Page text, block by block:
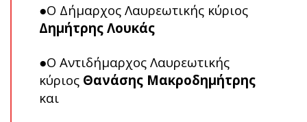
●Ο Δήμαρχος Λαυρεωτικής κύριος
Δημήτρης Λουκάς
●Ο Αντιδήμαρχος Λαυρεωτικής
κύριος Θανάσης Μακροδημήτρης
και